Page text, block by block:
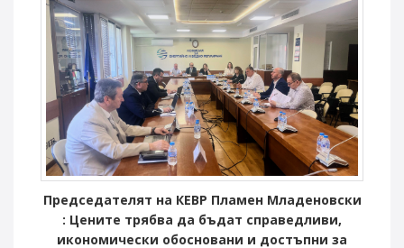
Председателят на КЕВР Пламен Младеновски
: Цените трябва да бъдат справедливи,
икономически обосновани и достъпни за